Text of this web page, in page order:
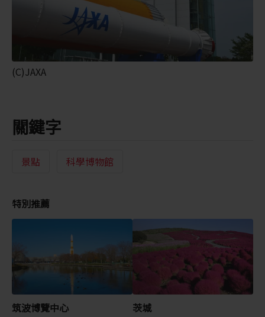
(C)JAXA
關鍵字
景點 科學博物館
特別推薦
筑波博覽中心 茨城